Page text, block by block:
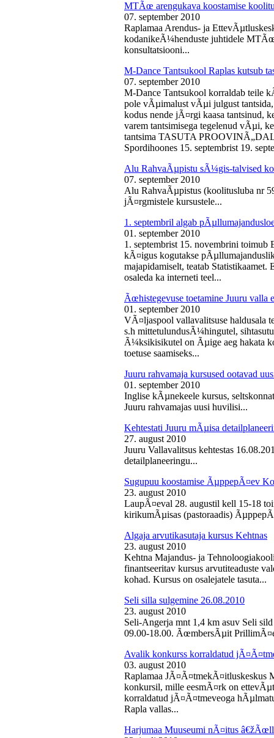
MTÃœ arengukava koostamise
07. september 2010
Raplamaa Arendus- ja
kodanikeÃ¼henduste juhtidele
konsultatsiooni...
M-Dance Tantsukool Raplas kutsub
07. september 2010
M-Dance Tantsukool korraldab teile
pole vÃµimalust vÃµi julgust
kodus nende jÃ¤rgi kaasa tantsinud,
varem tantsimisega tegelenud vÃµi,
tantsima TASUTA
Spordihoones 15. septembrist 19.
Alu RahvaÃµpistu sÃ¼gis-talvised
07. september 2010
Alu RahvaÃµpistus (koolitusluba nr
jÃ¤rgmistele kursustele...
1. septembril algab
01. september 2010
1. septembrist 15. novembrini toimub
kÃ¤igus kogutakse
majapidamiselt, teatab Statistikaamet.
osaleda ka interneti teel...
Ãœhistegevuse toetamine Juuru valla
01. september 2010
VÃ¤ljaspool vallavalitsuse haldusala
s.h mittetulundusÃ¼hingutel,
Ã¼ksikisikutel on Ãµige aeg hakata
toetuse saamiseks...
Juuru rahvamaja kursused ootavad
01. september 2010
Inglise kÃµnekeele kursus,
Juuru rahvamajas uusi huvilisi...
Kehtestati Juuru mÃµisa
27. august 2010
Juuru Vallavalitsus kehtestas
detailplaneeringu...
Sugupuu koostamise ÃµppepÃ¤ev
23. august 2010
LaupÃ¤eval 28. augustil kell 15-18
kirikumÃµisas (pastoraadis)
Algaja arvutikasutaja kursus Kehtnas
23. august 2010
Kehtna Majandus- ja
finantseeritav kursus arvutiteaduste
kohad. Kursus on osalejatele tasuta...
Seli silla sulgemine 26.08.2010
23. august 2010
Seli-Angerja mnt 1,4 km asuv Seli
09.00-18.00. ÃœmbersÃµit
Avalik konkurss korraldatud
03. august 2010
Raplamaa JÃ¤Ã¤tmekÃ¤itluskeskus
konkursil, mille eesmÃ¤rk on
korraldatud jÃ¤Ã¤tmeveoga
Rapla vallas...
Harjumaa Muuseumi nÃ¤itus